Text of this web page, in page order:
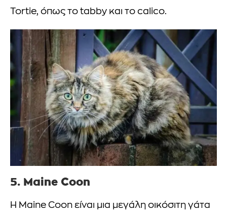
Tortie, όπως το tabby και το calico.
5. Maine Coon
Η Maine Coon είναι μια μεγάλη οικόσιτη γάτα